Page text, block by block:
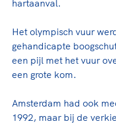
hartaanval.
Het olympisch vuur
gehandicapte
een pijl met het vuur
een grote kom.
Amsterdam had ook
1992, maar bij de